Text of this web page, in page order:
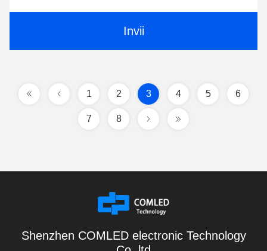
Invii
1 2 3 4 5 6
7 8
Shenzhen COMLED electronic Technology